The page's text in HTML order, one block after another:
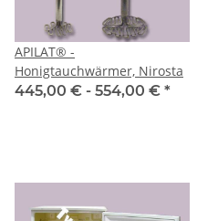
APILAT® -
Honigtauchwärmer, Nirosta
445,00 € - 554,00 € *